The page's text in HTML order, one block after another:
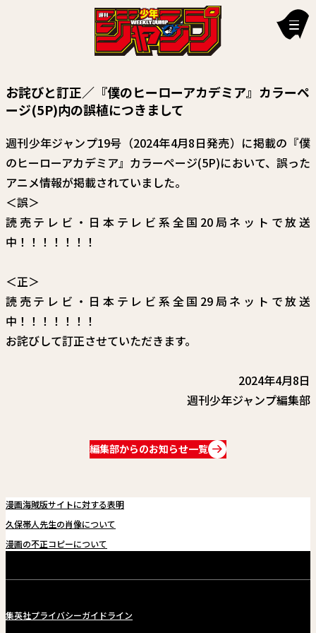
編集部からのお知らせ
お知らせ
連載作品
雑誌
定期購読
漫画賞
関連情報
お詫びと訂正／『僕のヒーローアカデミア』カラーペ
ージ(5P)内の誤植につきまして
週刊少年ジャンプ19号（2024年4月8日発売）に掲載の『僕
のヒーローアカデミア』カラーページ(5P)において、誤った
アニメ情報が掲載されていました。
＜誤＞
読売テレビ・日本テレビ系全国20局ネットで放送
中！！！！！！！
＜正＞
読売テレビ・日本テレビ系全国29局ネットで放送
中！！！！！！！
お詫びして訂正させていただきます。
2024年4月8日
週刊少年ジャンプ編集部
編集部からのお知らせ一覧
漫画海賊版サイトに対する表明
久保帯人先生の肖像について
漫画の不正コピーについて
集英社プライバシーガイドライン